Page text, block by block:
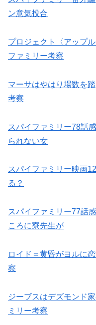
ン意気投合
プロジェクト〈アップ
ファミリー考察
マーサはやはり場数を
考察
スパイファミリー78話
られない女
スパイファミリー映画
る？
スパイファミリー77話
ころに寮先生が
ロイド＝黄昏がヨルに
察
ジーブスはデズモンド
ミリー考察